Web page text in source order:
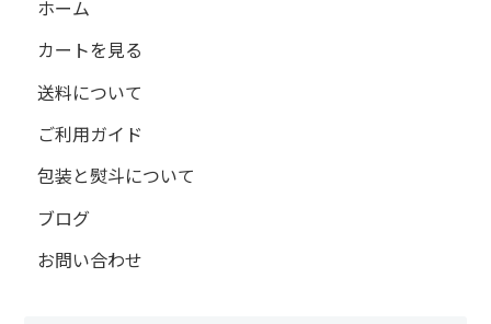
ホーム
カートを見る
送料について
ご利用ガイド
包装と熨斗について
ブログ
お問い合わせ